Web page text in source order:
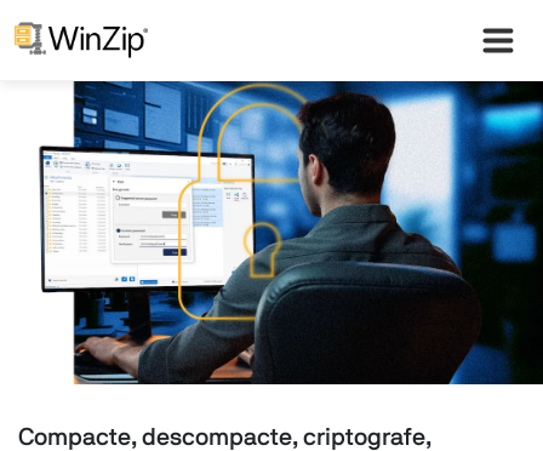
Compacte, descompacte, criptografe,